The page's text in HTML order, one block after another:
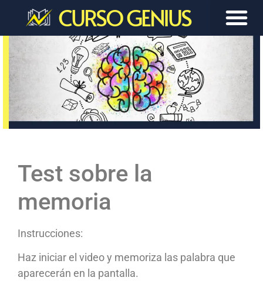
CURSO GENIUS
Test sobre la
memoria
Instrucciones:
Haz iniciar el video y memoriza las palabra que
aparecerán en la pantalla.